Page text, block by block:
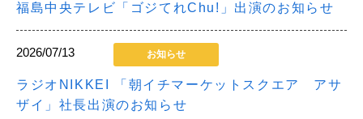
福島中央テレビ「ゴジてれChu!」出演のお知らせ
2026/07/13 お知らせ
ラジオNIKKEI 「朝イチマーケットスクエア アサ
ザイ」社長出演のお知らせ